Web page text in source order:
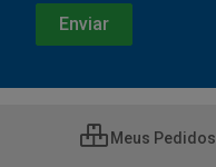
Meus Pedidos